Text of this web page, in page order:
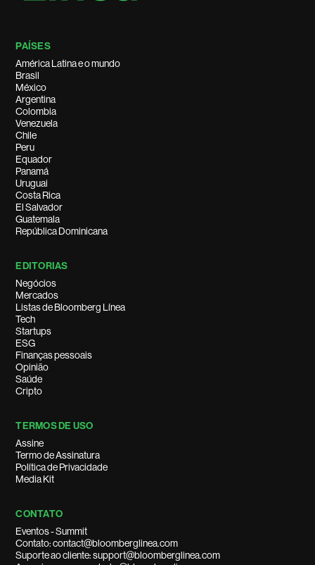
PAÍSES
América Latina e o mundo
Brasil
México
Argentina
Colombia
Venezuela
Chile
Peru
Equador
Panamá
Uruguai
Costa Rica
El Salvador
Guatemala
República Dominicana
EDITORIAS
Negócios
Mercados
Listas de Bloomberg Línea
Tech
Startups
ESG
Finanças pessoais
Opinião
Saúde
Cripto
TERMOS DE USO
Assine
Termo de Assinatura
Política de Privacidade
Media Kit
CONTATO
Eventos - Summit
Contato: contact@bloomberglinea.com
Suporte ao cliente: support@bloomberglinea.com